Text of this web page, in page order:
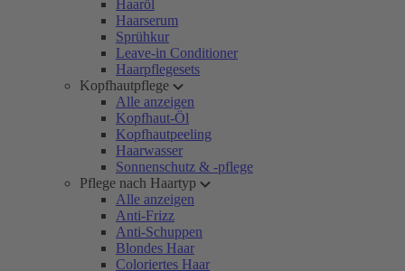
Haaröl
Haarserum
Sprühkur
Leave-in Conditioner
Haarpflegesets
Kopfhautpflege
Alle anzeigen
Kopfhaut-Öl
Kopfhautpeeling
Haarwasser
Sonnenschutz & -pflege
Pflege nach Haartyp
Alle anzeigen
Anti-Frizz
Anti-Schuppen
Blondes Haar
Coloriertes Haar